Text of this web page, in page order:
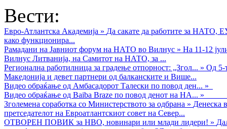
Вести:
Евро-Атлантска Академија » Да сакате да работите за НАТО,
како функционира...
Рамадани на Јавниот форум на НАТО во Вилнус » На 11-12
Вилнус Литванија, на Самитот на НАТО, за ...
Регионална работилница за градење отпорност: „Згол... » Од 5-
Македонија и девет партнери од балканските и Више...
Видео обраќањe од Амбасадорот Талески по повод ден... »
Видео обраќање од Baiba Braze по повод денот на НА... »
Зголемена соработка со Министерството за одбрана » Денеска
претседателот на Евроатлантскиот совет на Север...
ОТВОРЕН ПОВИК за НВО, новинари или млади лидери! »